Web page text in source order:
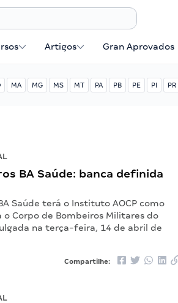
Artigos Gran Aprovados
MA MG MS MT PA PB PE PI PR
BA Saúde: banca definida
Saúde terá o Instituto AOCP como
o Corpo de Bombeiros Militares do
na terça-feira, 14 de abril de
Compartilhe: